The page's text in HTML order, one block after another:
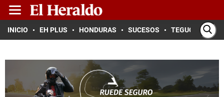
INICIO EH PLUS HONDURAS SUCESOS TEGUCIGALPA